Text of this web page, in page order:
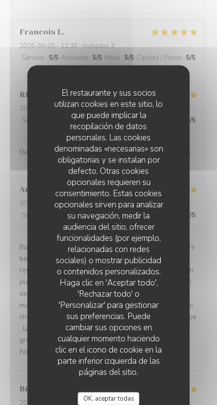
El restaurante y sus socios
utilizan cookies en este sitio, lo
que puede implicar la
recopilación de datos
personales. Las cookies
denominadas «necesarias» son
obligatorias y se instalan por
defecto. Otras cookies
opcionales requieren su
consentimiento. Estas cookies
opcionales sirven para analizar
su navegación, medir la
audiencia del sitio, ofrecer
funcionalidades (por ejemplo,
relacionadas con redes
sociales) o mostrar publicidad
o contenidos personalizados.
Haga clic en 'Aceptar todo',
'Rechazar todo' o
'Personalizar' para gestionar
sus preferencias. Puede
cambiar sus opciones en
cualquier momento haciendo
clic en el icono de cookie en la
parte inferior izquierda de las
páginas del sitio.
OK, aceptar todas
Francois L
2026-08-05- 12:30 - Invitados 3
Servicio : 5/5 Ambiente : 5/5 Menú : 5/5 Calidad / Precio : 5/5
RD
2026-08-05- 13:45 - Invitados 3
Servicio
Ambiente: 5/5 Menú:5/5 Calidad / Precio /5
Des saveurs francs et vifs, un restaurant de haut niveau.
Annie
2026-08-04- 13:00 - Invitados 3
Servicio
Ambiente: 4/5 Menú :5/5 Calidad / Precio /5
Bon accueil, menu dejeuner original, qui sort des sentiers
battus. J'ai apprécié la créativité gustative offerte par
l'entrée de seiche et celle excellente aussi du poulpe en
plat principal.. Un autre plaisir,et non des moindres celui
des yeux qui annonce une variété de textures.. Le
magnifique vert près de la gelée dorée ( seiche), les mini
champignons ocre jaune à coté du rouge foncé du poulpe
, la présentation délicate de la pêche melba, ds son
granité à la rose.un délice pour les yeux et les papilles..
Félicitations
Billy
2026-08-04
- 12:30 - Invitados 2